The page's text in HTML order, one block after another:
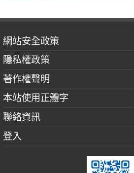
網站安全政策
隱私權政策
著作權聲明
本站使用正體字
聯絡資訊
登入